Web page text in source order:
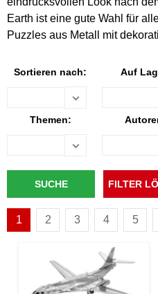
Earth ist eine gute Wahl für
Puzzles aus Metall mit
Sortieren nach: Auf
Themen:
1 2 3 4 5